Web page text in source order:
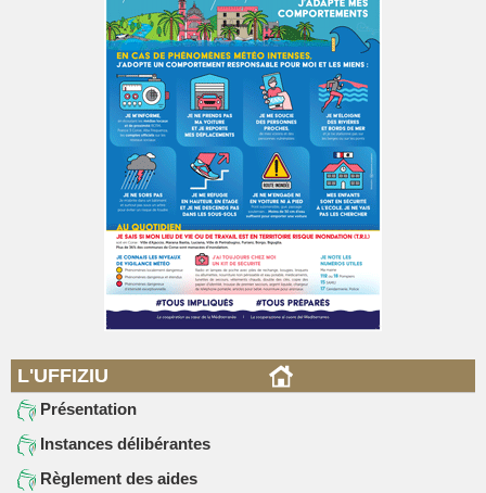
L'UFFIZIU
Présentation
Instances délibérantes
Règlement des aides